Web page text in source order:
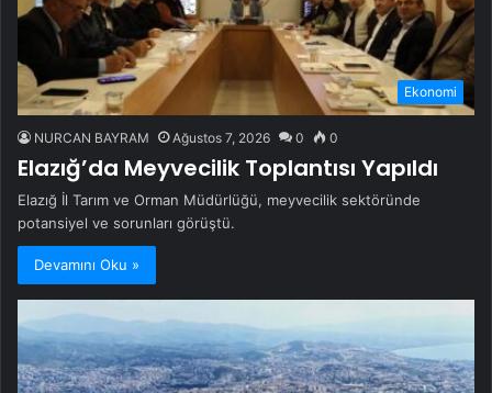
Ekonomi
NURCAN BAYRAM Ağustos 7, 2026 0 0
Elazığ’da Meyvecilik Toplantısı Yapıldı
Elazığ İl Tarım ve Orman Müdürlüğü, meyvecilik sektöründe
potansiyel ve sorunları görüştü.
Devamını Oku »